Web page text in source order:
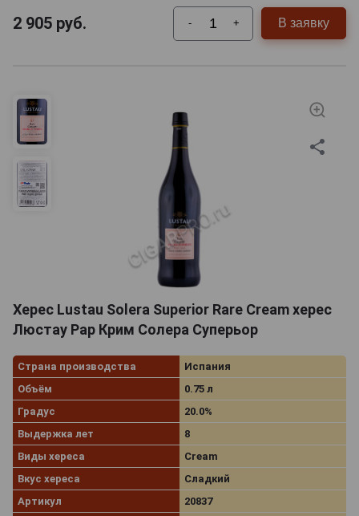
2 905 руб. - + В заявку
Херес Lustau Solera Superior Rare Cream херес
Люстау Рар Крим Солера Суперьор
Страна производства
Испания
Объём
0.75 л
Градус
20.0%
Выдержка лет
8
Виды хереса
Cream
Вкус хереса
Сладкий
Артикул
20837